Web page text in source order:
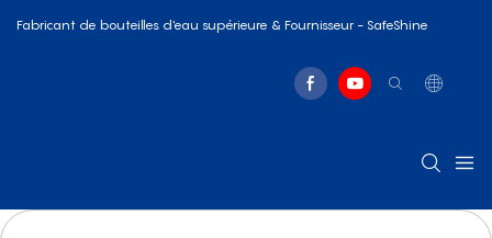
Fabricant de bouteilles d'eau supérieure & Fournisseur - SafeShine